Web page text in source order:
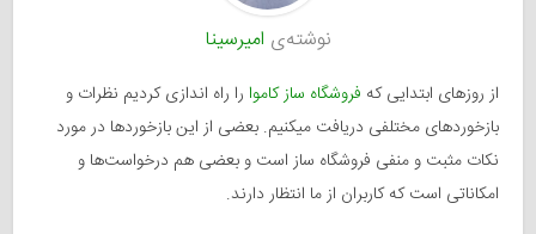
نوشته‌ی امیرسینا
از روزهای ابتدایی که فروشگاه ساز کاموا را راه اندازی کردیم نظرات و
بازخوردهای مختلفی دریافت میکنیم. بعضی از این بازخوردها در مورد
نکات مثبت و منفی فروشگاه ساز است و بعضی هم درخواست‌ها و
امکاناتی است که کاربران از ما انتظار دارند.